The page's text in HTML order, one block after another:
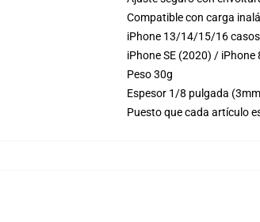
Compatible con carga
iPhone 13/14/15/16 casos
iPhone SE (2020) /
Peso 30g
Espesor 1/8 pulgada
Puesto que cada artículo